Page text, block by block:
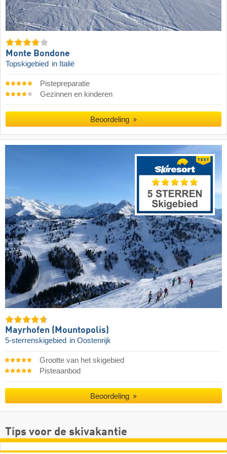
Monte Bondone
Topskigebied in Italië
Pistepreparatie
Gezinnen en kinderen
Beoordeling
Mayrhofen (Mountopolis)
5-sterrenskigebied in Oostenrijk
Grootte van het skigebied
Pisteaanbod
Beoordeling
Tips voor de skivakantie